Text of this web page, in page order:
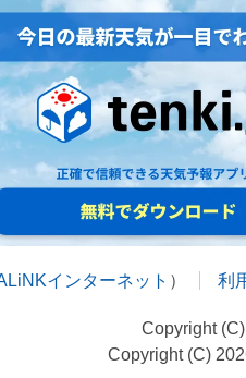
インターネット ） 利
Copyright
Copyright (C)